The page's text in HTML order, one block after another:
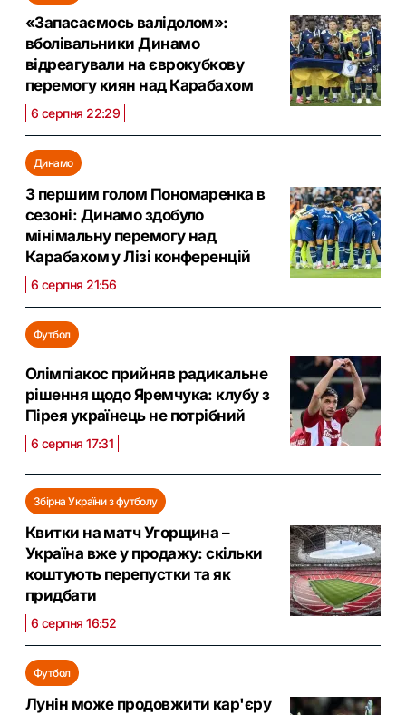
«Запасаємось валідолом»:
вболівальники Динамо
відреагували на єврокубкову
перемогу киян над Карабахом
6 серпня 22:29
Динамо
З першим голом Пономаренка в
сезоні: Динамо здобуло
мінімальну перемогу над
Карабахом у Лізі конференцій
6 серпня 21:56
Футбол
Олімпіакос прийняв радикальне
рішення щодо Яремчука: клубу з
Пірея українець не потрібний
6 серпня 17:31
Збірна України з футболу
Квитки на матч Угорщина –
Україна вже у продажу: скільки
коштують перепустки та як
придбати
6 серпня 16:52
Футбол
Лунін може продовжити кар'єру